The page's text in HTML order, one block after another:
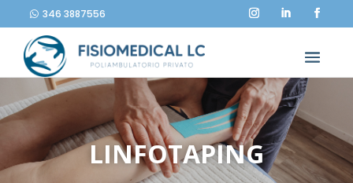
346 3887556
LINFOTAPING